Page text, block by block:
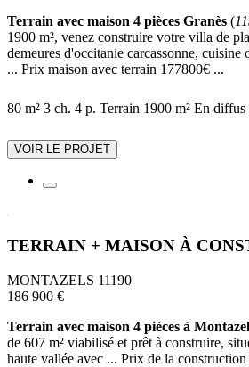
Terrain avec maison 4 pièces Granès (
1900 m², venez construire votre villa de
demeures d'occitanie carcassonne, cuisine
... Prix maison avec terrain 177800€ ...
80 m² 3 ch. 4 p. Terrain 1900 m² En diffus
VOIR LE PROJET
TERRAIN + MAISON À
MONTAZELS 11190
186 900 €
Terrain avec maison 4 pièces à
de 607 m² viabilisé et prêt à construire,
haute vallée avec ... Prix de la